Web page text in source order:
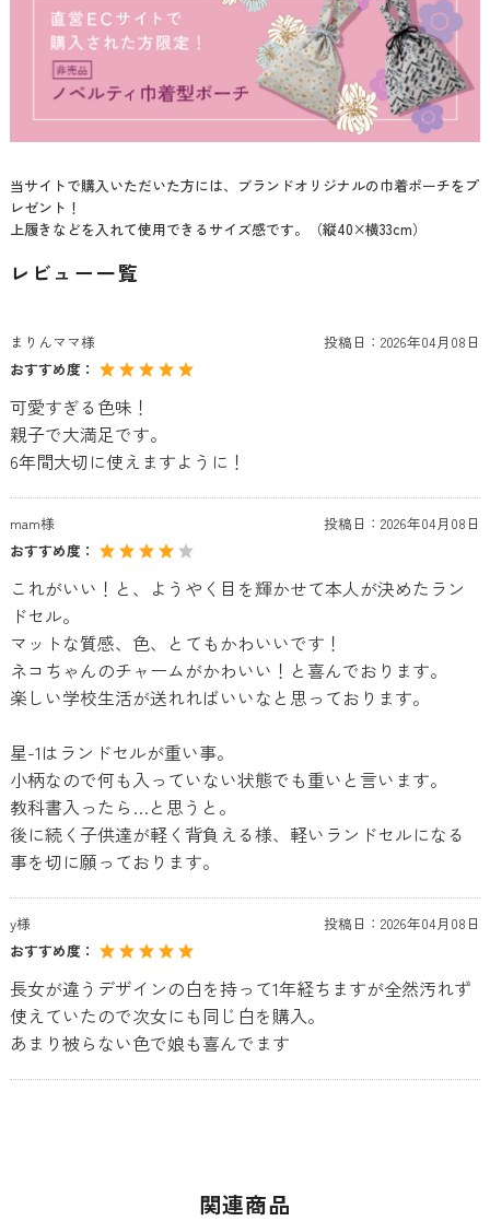
当サイトで購入いただいた方には、ブランドオリジナルの巾着ポーチをプ
レゼント！
上履きなどを入れて使用できるサイズ感です。（縦40×横33cm）
レビュー一覧
まりんママ様 投稿日： 2026年04月08日
おすすめ度：
可愛すぎる色味！
親子で大満足です。
6年間大切に使えますように！
mam様 投稿日： 2026年04月08日
おすすめ度：
これがいい！と、ようやく目を輝かせて本人が決めたラン
ドセル。
マットな質感、色、とてもかわいいです！
ネコちゃんのチャームがかわいい！と喜んでおります。
楽しい学校生活が送れればいいなと思っております。
星-1はランドセルが重い事。
小柄なので何も入っていない状態でも重いと言います。
教科書入ったら…と思うと。
後に続く子供達が軽く背負える様、軽いランドセルになる
事を切に願っております。
y様 投稿日： 2026年04月08日
おすすめ度：
長女が違うデザインの白を持って1年経ちますが全然汚れず
使えていたので次女にも同じ白を購入。
あまり被らない色で娘も喜んでます
関連商品